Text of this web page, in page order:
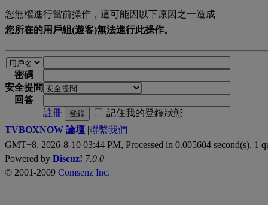
您無權進行當前操作，這可能因以下原因之一造成
您所在的用戶組(遊客)無法進行此操作。
密碼
安全提問
回答
註冊
登錄
記住我的登錄狀態
TVBOXNOW 論壇 |聯繫我們
GMT+8, 2026-8-10 03:44 PM, Processed in 0.005604 second(s), 1
Powered by Discuz! 7.0.0
© 2001-2009 Comsenz Inc.